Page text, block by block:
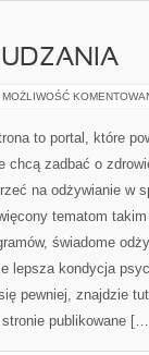
MOŻLIWOŚĆ
to portal, które
chcą zadbać o
na odżywianie w
tematom
świadome
lepsza kondycja
pewniej, znajdzie
publikowane